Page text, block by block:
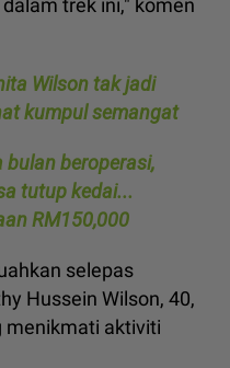
trek ini," komen
Wilson tak jadi
kumpul semangat
bulan beroperasi,
tutup kedai...
RM150,000
selepas
Hussein Wilson, 40,
menikmati aktiviti